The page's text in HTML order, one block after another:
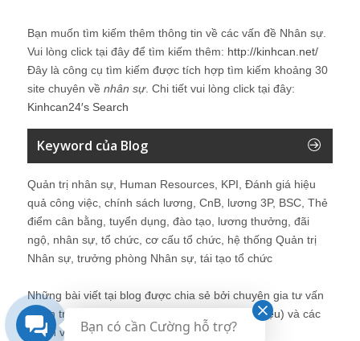
Bạn muốn tìm kiếm thêm thông tin về các vấn đề Nhân sự
Vui lòng click tại đây để tìm kiếm thêm: http://kinhcan.net/
Đây là công cụ tìm kiếm được tích hợp tìm kiếm khoảng 30
site chuyên về nhân sự. Chi tiết vui lòng click tại đây:
Kinhcan24′s Search
Keyword của Blog
Quản trị nhân sự, Human Resources, KPI, Đánh giá hiệu
quả công việc, chính sách lương, CnB, lương 3P, BSC, Thẻ
điểm cân bằng, tuyển dụng, đào tạo, lương thưởng, đãi
ngộ, nhân sự, tổ chức, cơ cấu tổ chức, hệ thống Quản trị
Nhân sự, trưởng phòng Nhân sự, tái tạo tổ chức
Những bài viết tại blog được chia sẻ bởi chuyên gia tư vấn
Quản trị Nhân sự Nguyễn Hùng Cường (
giới thiệu) và các
thành viên khác trong cộng đồng Nhân sự.
Bạn có cần Cường hỗ trợ?